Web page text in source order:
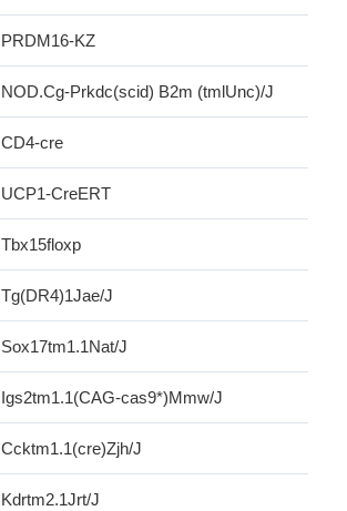
PRDM16-KZ
NOD.Cg-Prkdc(scid) B2m (tmlUnc)/J
CD4-cre
UCP1-CreERT
Tbx15floxp
Tg(DR4)1Jae/J
Sox17tm1.1Nat/J
Igs2tm1.1(CAG-cas9*)Mmw/J
Ccktm1.1(cre)Zjh/J
Kdrtm2.1Jrt/J